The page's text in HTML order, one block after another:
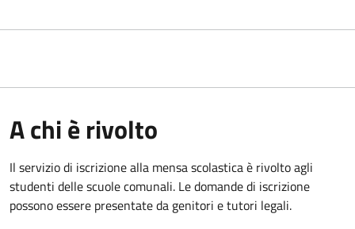
A chi è rivolto
Il servizio di iscrizione alla mensa scolastica è rivolto agli
studenti delle scuole comunali. Le domande di iscrizione
possono essere presentate da genitori e tutori legali.